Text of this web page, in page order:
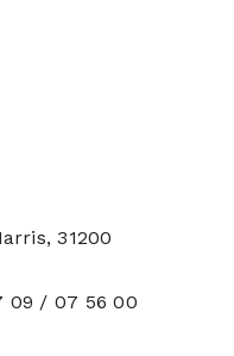
31200
09 / 07 56 00